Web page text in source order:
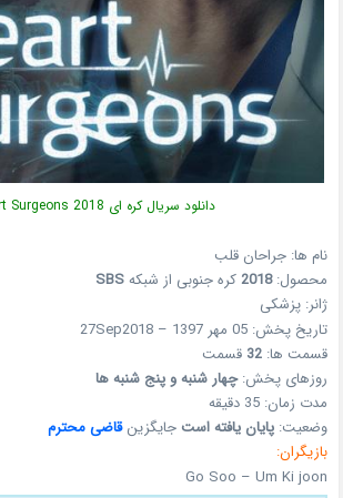
دانلود سریال کره ای Heart Surgeons 2018
نام ها: جراحان قلب
محصول:2018کره جنوبی از شبکهSBS
ژانر: پزشکی
تاریخ پخش: 05 مهر 1397 – 27Sep2018
قسمت ها:32 قسمت
روزهای پخش:چهار شنبه و پنج شنبه ها
مدت زمان: 35 دقیقه
وضعیت:پایان یافته استجایگزینقاضی محترم
بازیگران:
Go Soo – Um Ki joon